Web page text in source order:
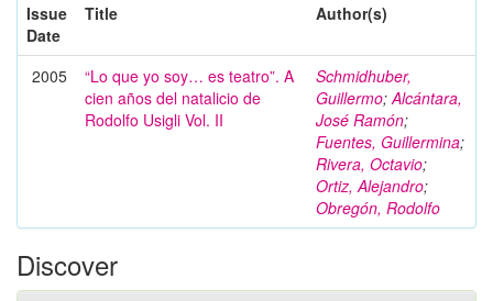
Issue
Date
Title Author(s)
2005
“Lo que yo soy… es teatro”. A
cien años del natalicio de
Rodolfo Usigli Vol. II
Schmidhuber,
Guillermo;Alcántara,
José Ramón;
Fuentes, Guillermina;
Rivera, Octavio;
Ortiz, Alejandro;
Obregón, Rodolfo
Discover